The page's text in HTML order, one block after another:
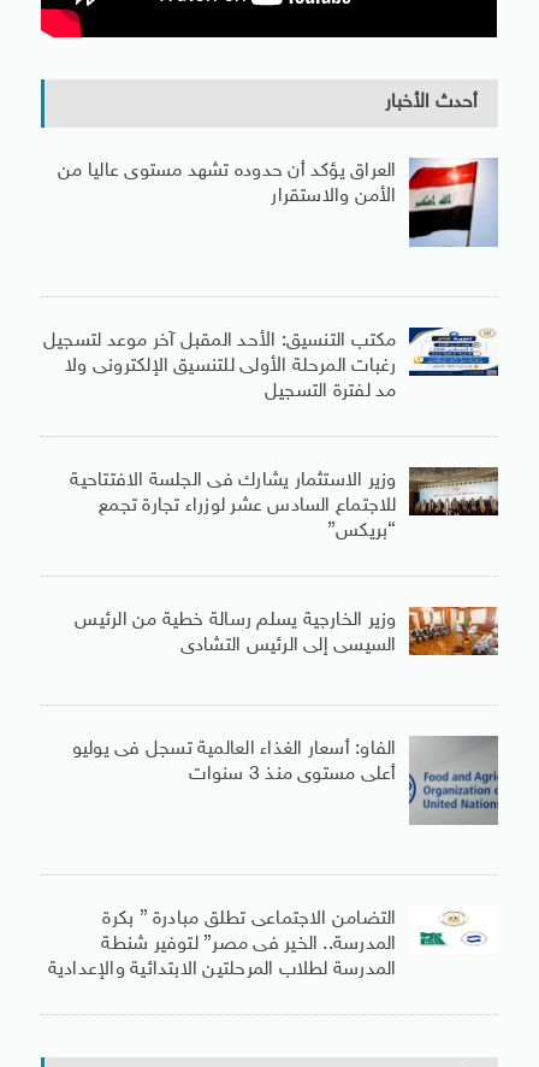
أحدث الأخبار
العراق يؤكد أن حدوده تشهد مستوى عاليا من
الأمن والاستقرار
مكتب التنسيق: الأحد المقبل آخر موعد لتسجيل
رغبات المرحلة الأولى للتنسيق الإلكترونى ولا
مد لفترة التسجيل
وزير الاستثمار يشارك فى الجلسة الافتتاحية
للاجتماع السادس عشر لوزراء تجارة تجمع
“بريكس”
وزير الخارجية يسلم رسالة خطية من الرئيس
السيسى إلى الرئيس التشادى
الفاو: أسعار الغذاء العالمية تسجل فى يوليو
أعلى مستوى منذ 3 سنوات
التضامن الاجتماعى تطلق مبادرة ” بكرة
المدرسة.. الخير فى مصر” لتوفير شنطة
المدرسة لطلاب المرحلتين الابتدائية والإعدادية